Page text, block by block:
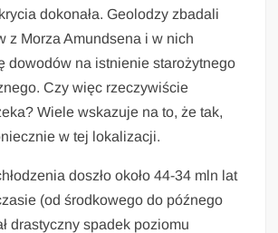
dokonała. Geolodzy zbadali
z Morza Amundsena i w nich
dowodów na istnienie starożytnego
Czy więc rzeczywiście
Wiele wskazuje na to, że tak,
w tej lokalizacji.
doszło około 44-34 mln lat
(od środkowego do późnego
drastyczny spadek poziomu